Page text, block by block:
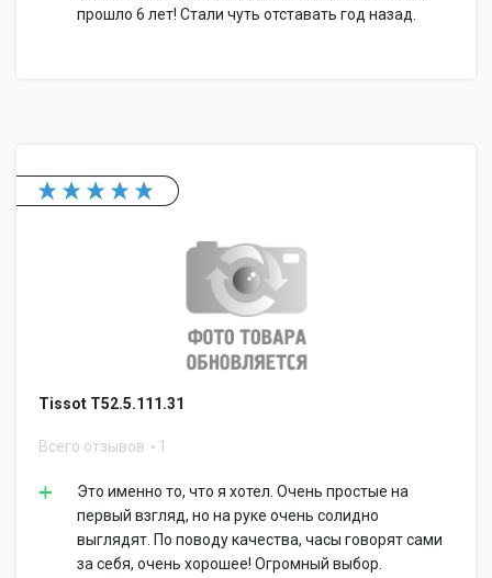
прошло 6 лет! Стали чуть отставать год назад.
Tissot T52.5.111.31
Всего отзывов 1
Это именно то, что я хотел. Очень простые на
первый взгляд, но на руке очень солидно
выглядят. По поводу качества, часы говорят сами
за себя, очень хорошее! Огромный выбор.